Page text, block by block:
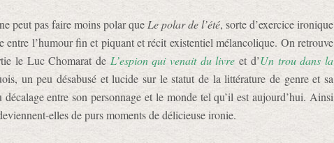
peut pas faire moins polar que Le polar de l’été, sorte d’exercice ironique
entre l’humour fin et piquant et récit existentiel mélancolique. On retrouve
le Luc Chomarat de L’espion qui venait du livre et d’Un trou dans la
un peu désabusé et lucide sur le statut de la littérature de genre et sa
entre son personnage et le monde tel qu’il est aujourd’hui. Ainsi
elles de purs moments de délicieuse ironie.